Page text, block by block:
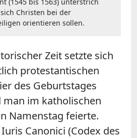
Christen bei der
orientieren sollen.
Zeit setzte sich
protestantischen
des Geburtstages
im katholischen
Namenstag feierte.
Canonici (Codex des